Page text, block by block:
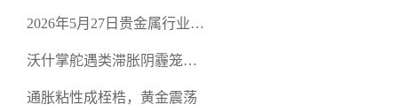
规黄金平台全方位行情解析
2026年5月27日贵金属行业新
正规贵金属开户平台迎开户
热潮
沃什掌舵遇类滞胀阴霾笼
通胀粘性成桎梏，黄金震荡